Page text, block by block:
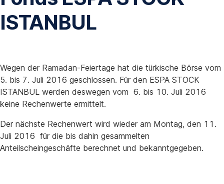
ISTANBUL
Wegen der Ramadan-Feiertage hat die türkische Börse vom
5. bis 7. Juli 2016 geschlossen. Für den ESPA STOCK
ISTANBUL werden deswegen vom 6. bis 10. Juli 2016
keine Rechenwerte ermittelt.
Der nächste Rechenwert wird wieder am Montag, den 11.
Juli 2016 für die bis dahin gesammelten
Anteilscheingeschäfte berechnet und bekanntgegeben.